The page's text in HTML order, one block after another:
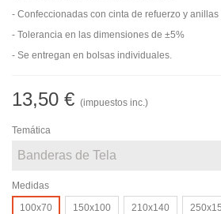
- Confeccionadas con cinta de refuerzo y
- Tolerancia en las dimensiones de ±5%
- Se entregan en bolsas individuales.
13,50 € (impuestos inc.)
Temática
Medidas
100x70
150x100 210x140